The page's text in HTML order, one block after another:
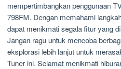
mempertimbangkan penggunaan
798FM. Dengan memahami
dapat menikmati segala fitur yang
Jangan ragu untuk mencoba
eksplorasi lebih lanjut untuk
Tuner ini. Selamat menikmati